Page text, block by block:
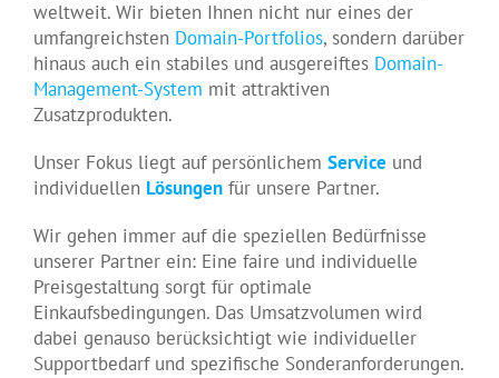
weltweit. Wir bieten Ihnen nicht nur eines der
umfangreichsten Domain-Portfolios, sondern darüber
hinaus auch ein stabiles und ausgereiftes Domain-
Management-System mit attraktiven
Zusatzprodukten.
Unser Fokus liegt auf persönlichem Service und
individuellen Lösungen für unsere Partner.
Wir gehen immer auf die speziellen Bedürfnisse
unserer Partner ein: Eine faire und individuelle
Preisgestaltung sorgt für optimale
Einkaufsbedingungen. Das Umsatzvolumen wird
dabei genauso berücksichtigt wie individueller
Supportbedarf und spezifische Sonderanforderungen.